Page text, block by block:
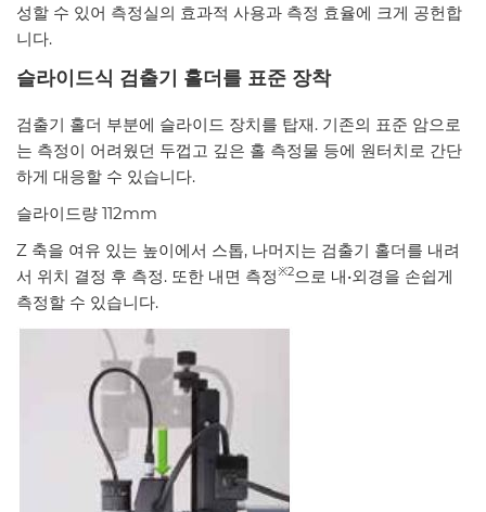
성할 수 있어 측정실의 효과적 사용과 측정 효율에 크게 공헌합
니다.
슬라이드식 검출기 홀더를 표준 장착
검출기 홀더 부분에 슬라이드 장치를 탑재. 기존의 표준 암으로
는 측정이 어려웠던 두껍고 깊은 홀 측정물 등에 원터치로 간단
하게 대응할 수 있습니다.
슬라이드량 112mm
Z 축을 여유 있는 높이에서 스톱, 나머지는 검출기 홀더를 내려
서 위치 결정 후 측정. 또한 내면 측정※2으로 내•외경을 손쉽게
측정할 수 있습니다.